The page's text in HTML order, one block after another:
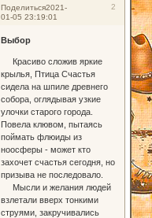
Поделиться 2
2021-
01-05 23:19:01
Выбор
Красиво сложив яркие
крылья, Птица Счастья
сидела на шпиле древнего
собора, оглядывая узкие
улочки старого города.
Повела клювом, пытаясь
поймать флюиды из
ноосферы - может кто
захочет счастья сегодня, но
призыва не последовало.
Мысли и желания людей
взлетали вверх тонкими
струями, закручивались